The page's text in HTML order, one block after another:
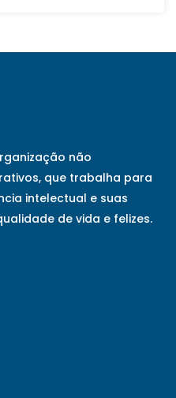
não
que trabalha para
intelectual e suas
de vida e felizes.